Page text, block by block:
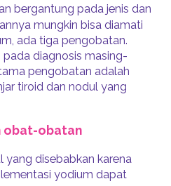
bergantung pada jenis dan
mungkin bisa diamati
ada tiga pengobatan.
diagnosis masing-
pengobatan adalah
tiroid dan nodul yang
obat-obatan
disebabkan karena
yodium dapat